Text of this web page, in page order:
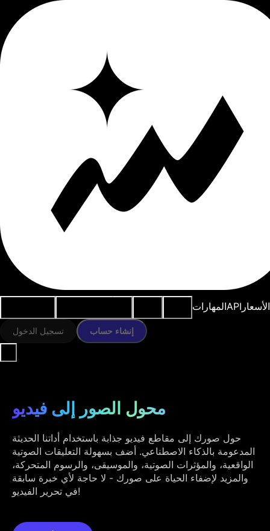
المهاراتAPI الأسعار
تسجيل الدخول إنشاء حساب
محول الصور إلى فيديو
حول صورك إلى مقاطع فيديو جذابة باستخدام أداتنا الحديثة
المدعومة بالذكاء الاصطناعي. أضف بسهولة التعليقات الصوتية
الواقعية، والمؤثرات الصوتية، والموسيقى، والرسوم المتحركة،
والمزيد لإضفاء الحياة على صورك - لا حاجة لأي خبرة سابقة
في تحرير الفيديو!